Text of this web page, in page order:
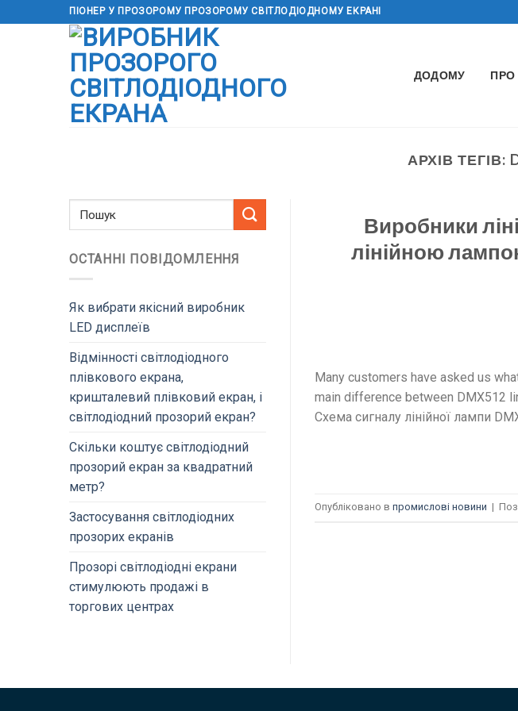
до
ПІОНЕР У ПРОЗОРОМУ ПРОЗОРОМУ СВІТЛОДІОДНОМУ ЕКРАНІ
ДОДОМУ ПРО
АРХІВ ТЕГІВ:
ОСТАННІ ПОВІДОМЛЕННЯ
Як вибрати якісний виробник
LED дисплеїв
Відмінності світлодіодного
плівкового екрана,
кришталевий плівковий екран, і
світлодіодний прозорий екран?
Скільки коштує світлодіодний
прозорий екран за квадратний
метр?
Застосування світлодіодних
прозорих екранів
Прозорі світлодіодні екрани
стимулюють продажі в
торгових центрах
Виробники
лінійною
Many customers have asked us
main difference between DMX512
Схема сигналу лінійної лампи
Опубліковано в промислові новини |